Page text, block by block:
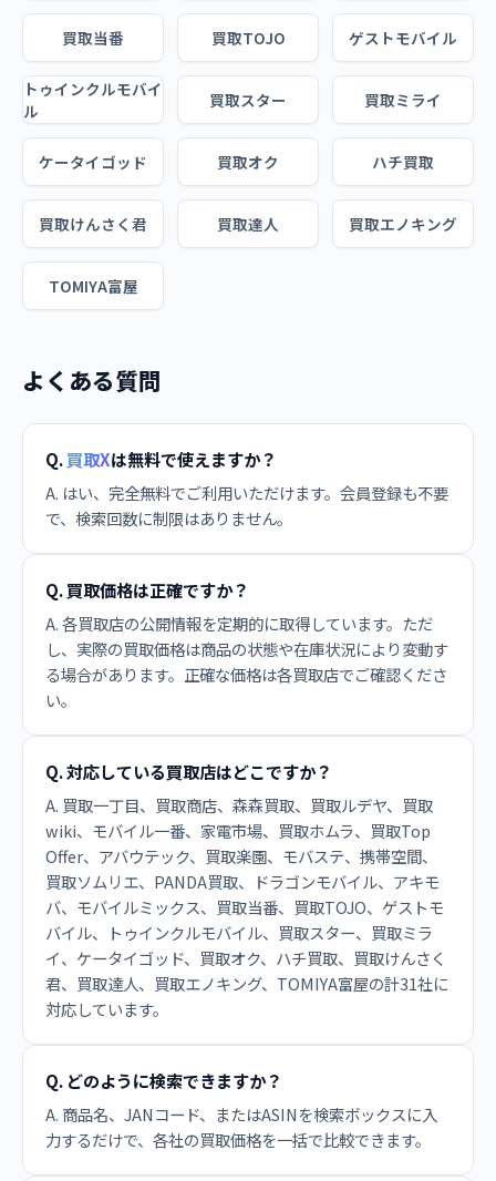
買取当番 買取TOJO ゲストモバイル
トゥインクルモバイ
ル
買取スター 買取ミライ
ケータイゴッド 買取オク ハチ買取
買取けんさく君 買取達人 買取エノキング
TOMIYA富屋
よくある質問
Q.買取Xは無料で使えますか？
A. はい、完全無料でご利用いただけます。会員登録も不要
で、検索回数に制限はありません。
Q. 買取価格は正確ですか？
A. 各買取店の公開情報を定期的に取得しています。ただ
し、実際の買取価格は商品の状態や在庫状況により変動す
る場合があります。正確な価格は各買取店でご確認くださ
い。
Q. 対応している買取店はどこですか？
A. 買取一丁目、買取商店、森森買取、買取ルデヤ、買取
wiki、モバイル一番、家電市場、買取ホムラ、買取Top
Offer、アバウテック、買取楽園、モバステ、携帯空間、
買取ソムリエ、PANDA買取、ドラゴンモバイル、アキモ
バ、モバイルミックス、買取当番、買取TOJO、ゲストモ
バイル、トゥインクルモバイル、買取スター、買取ミラ
イ、ケータイゴッド、買取オク、ハチ買取、買取けんさく
君、買取達人、買取エノキング、TOMIYA富屋の計31社に
対応しています。
Q. どのように検索できますか？
A. 商品名、JANコード、またはASINを検索ボックスに入
力するだけで、各社の買取価格を一括で比較できます。